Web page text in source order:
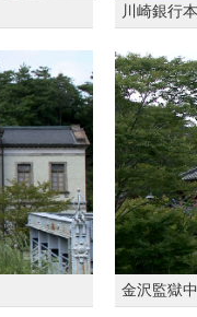
川崎銀行
金沢監獄